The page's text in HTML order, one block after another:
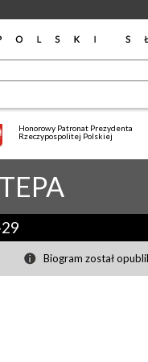
Honorowy Patronat Prezydenta
Rzeczypospolitej Polskiej
Biogram został